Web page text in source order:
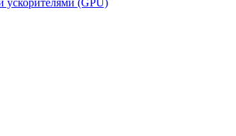
ускорителями (GPU)